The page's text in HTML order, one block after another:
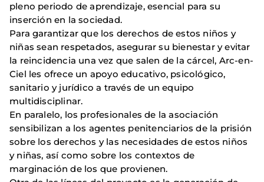
pleno periodo de aprendizaje, esencial para su
inserción en la sociedad.
Para garantizar que los derechos de estos niños y
niñas sean respetados, asegurar su bienestar y evitar
la reincidencia una vez que salen de la cárcel, Arc-en-
Ciel les ofrece un apoyo educativo, psicológico,
sanitario y jurídico a través de un equipo
multidisciplinar.
En paralelo, los profesionales de la asociación
sensibilizan a los agentes penitenciarios de la prisión
sobre los derechos y las necesidades de estos niños
y niñas, así como sobre los contextos de
marginación de los que provienen.